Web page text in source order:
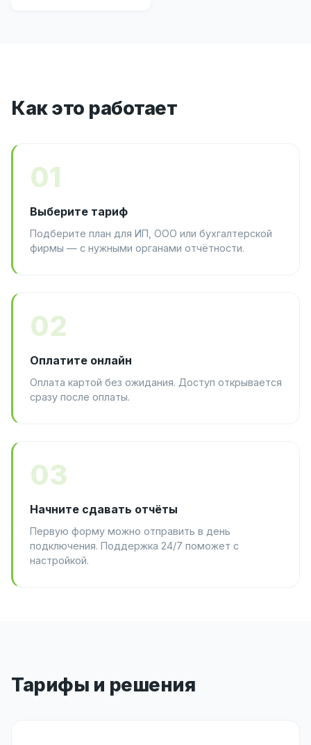
Как это работает
01
Выберите тариф
Подберите план для ИП, ООО или бухгалтерской
фирмы — с нужными органами отчётности.
02
Оплатите онлайн
Оплата картой без ожидания. Доступ открывается
сразу после оплаты.
03
Начните сдавать отчёты
Первую форму можно отправить в день
подключения. Поддержка 24/7 поможет с
настройкой.
Тарифы и решения